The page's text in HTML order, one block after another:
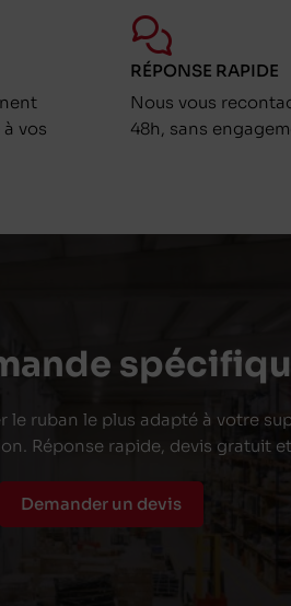
vos
RÉPONSE RAPIDE
Nous vous
48h, sans
le ruban le plus adapté à votre
Réponse rapide, devis gratuit
Demander un devis